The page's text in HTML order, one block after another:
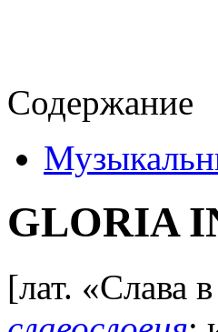
Содержание
GLORIA
[лат. «Слава